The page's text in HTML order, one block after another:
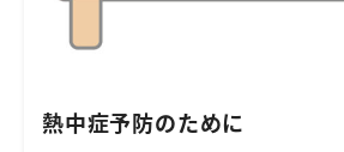
熱中症予防のために